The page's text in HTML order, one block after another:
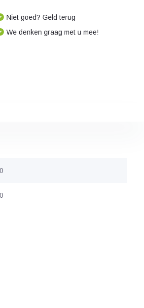
Niet goed? Geld terug
We denken graag met u mee!